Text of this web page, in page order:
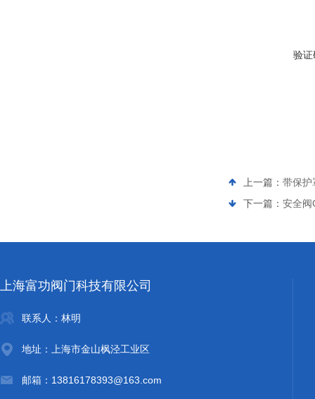
验证
上一篇： 带保护
下一篇： 安全阀
上海富功阀门科技有限公司
联系人：林明
地址：上海市金山枫泾工业区
邮箱：13816178393@163.com